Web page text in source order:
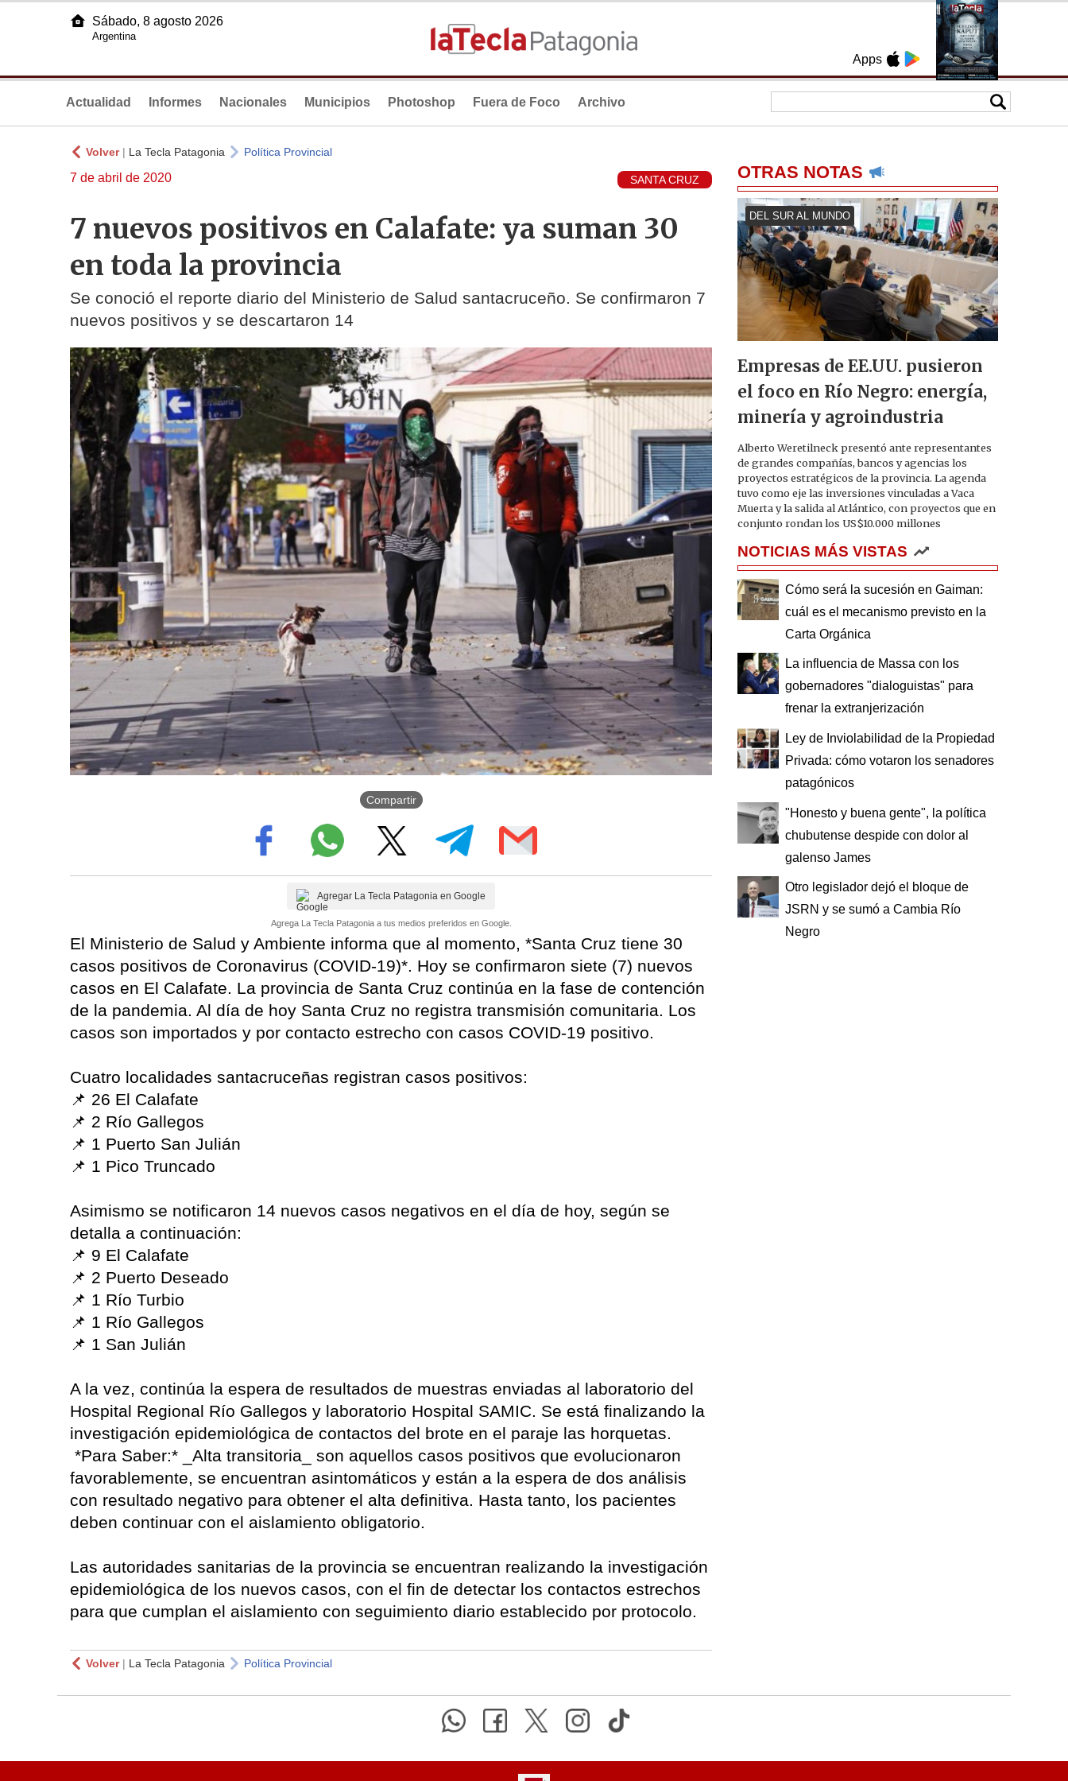
Apps
Sábado, 8 agosto 2026
Argentina
Actualidad Informes Nacionales Municipios Photoshop Fuera de Foco Archivo
Volver| La Tecla Patagonia Política Provincial
7 de abril de 2020 SANTA CRUZ
7 nuevos positivos en Calafate: ya suman 30
en toda la provincia
Se conoció el reporte diario del Ministerio de Salud santacruceño. Se confirmaron 7
nuevos positivos y se descartaron 14
Compartir
Agregar La Tecla Patagonia en Google
Agrega La Tecla Patagonia a tus medios preferidos en Google.
El Ministerio de Salud y Ambiente informa que al momento, *Santa Cruz tiene 30
casos positivos de Coronavirus (COVID-19)*. Hoy se confirmaron siete (7) nuevos
casos en El Calafate. La provincia de Santa Cruz continúa en la fase de contención
de la pandemia. Al día de hoy Santa Cruz no registra transmisión comunitaria. Los
casos son importados y por contacto estrecho con casos COVID-19 positivo.
Cuatro localidades santacruceñas registran casos positivos:
📌 26 El Calafate
📌 2 Río Gallegos
📌 1 Puerto San Julián
📌 1 Pico Truncado
Asimismo se notificaron 14 nuevos casos negativos en el día de hoy, según se
detalla a continuación:
📌 9 El Calafate
📌 2 Puerto Deseado
📌 1 Río Turbio
📌 1 Río Gallegos
📌 1 San Julián
A la vez, continúa la espera de resultados de muestras enviadas al laboratorio del
Hospital Regional Río Gallegos y laboratorio Hospital SAMIC. Se está finalizando la
investigación epidemiológica de contactos del brote en el paraje las horquetas.
*Para Saber:* _Alta transitoria_ son aquellos casos positivos que evolucionaron
favorablemente, se encuentran asintomáticos y están a la espera de dos análisis
con resultado negativo para obtener el alta definitiva. Hasta tanto, los pacientes
deben continuar con el aislamiento obligatorio.
Las autoridades sanitarias de la provincia se encuentran realizando la investigación
epidemiológica de los nuevos casos, con el fin de detectar los contactos estrechos
para que cumplan el aislamiento con seguimiento diario establecido por protocolo.
Volver| La Tecla Patagonia Política Provincial
OTRAS NOTAS
DEL SUR AL MUNDO
Empresas de EE.UU. pusieron
el foco en Río Negro: energía,
minería y agroindustria
Alberto Weretilneck presentó ante representantes
de grandes compañías, bancos y agencias los
proyectos estratégicos de la provincia. La agenda
tuvo como eje las inversiones vinculadas a Vaca
Muerta y la salida al Atlántico, con proyectos que en
conjunto rondan los US$10.000 millones
NOTICIAS MÁS VISTAS
Cómo será la sucesión en Gaiman:
cuál es el mecanismo previsto en la
Carta Orgánica
La influencia de Massa con los
gobernadores "dialoguistas" para
frenar la extranjerización
Ley de Inviolabilidad de la Propiedad
Privada: cómo votaron los senadores
patagónicos
"Honesto y buena gente", la política
chubutense despide con dolor al
galenso James
Otro legislador dejó el bloque de
JSRN y se sumó a Cambia Río
Negro